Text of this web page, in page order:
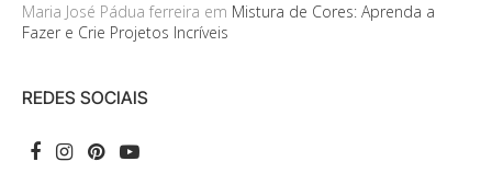
Maria José Pádua ferreira em Mistura de Cores: Aprenda a
Fazer e Crie Projetos Incríveis
REDES SOCIAIS